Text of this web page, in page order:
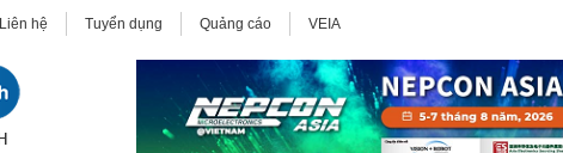
Liên hệ Tuyển dụng Quảng cáo VEIA